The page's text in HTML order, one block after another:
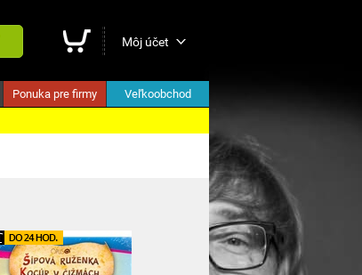
Môj účet
Ponuka pre firmy Veľkoobchod